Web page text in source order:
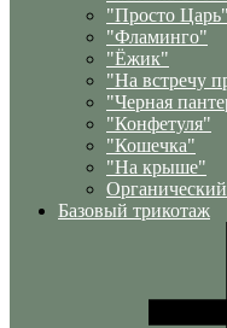
"Просто Царь"
"Фламинго"
"Ёжик"
"На встречу
"Черная
"Конфетуля"
"Кошечка"
"На крыше"
Базовый трикотаж